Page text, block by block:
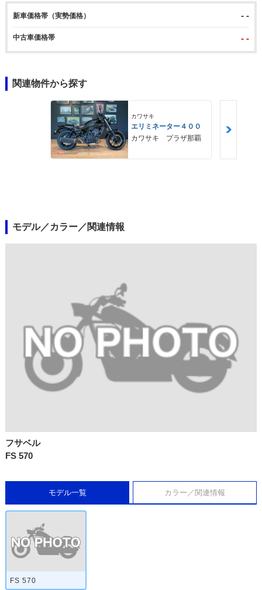
新車価格帯（実勢価格） - -
中古車価格帯 - -
関連物件から探す
カワサキ
エリミネーター４００
カワサキ プラザ那覇
モデル／カラー／関連情報
フサベル
FS 570
モデル一覧 カラー／関連情報
FS 570